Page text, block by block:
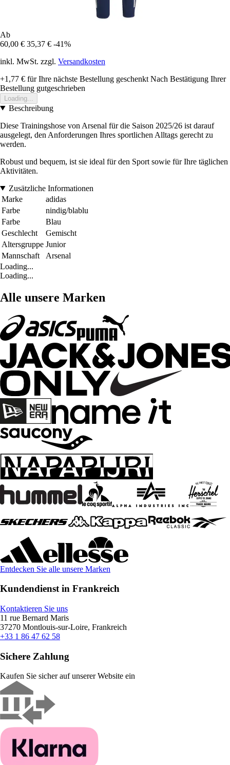
Ab
60,00 € 35,37 € -41%
inkl. MwSt. zzgl. Versandkosten
+1,77 € für Ihre nächste Bestellung geschenkt Nach Bestätigung Ihrer
Bestellung gutgeschrieben
Loading...
Beschreibung
Diese Trainingshose von Arsenal für die Saison 2025/26 ist darauf
ausgelegt, den Anforderungen Ihres sportlichen Alltags gerecht zu
werden.
Robust und bequem, ist sie ideal für den Sport sowie für Ihre täglichen
Aktivitäten.
Zusätzliche Informationen
Marke
adidas
Farbe
nindig/blablu
Farbe
Blau
Geschlecht
Gemischt
Altersgruppe Junior
Mannschaft
Arsenal
Loading...
Loading...
Alle unsere Marken
Entdecken Sie alle unsere Marken
Kundendienst in Frankreich
Kontaktieren Sie uns
11 rue Bernard Maris
37270 Montlouis-sur-Loire, Frankreich
+33 1 86 47 62 58
Sichere Zahlung
Kaufen Sie sicher auf unserer Website ein